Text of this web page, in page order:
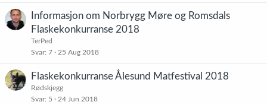
Informasjon om Norbrygg Møre og Romsdals
Flaskekonkurranse 2018
TerPed
Svar 7 25 Aug 2018
Flaskekonkurranse Ålesund Matfestival 2018
Rødskjegg
Svar 5 24 Jun 2018